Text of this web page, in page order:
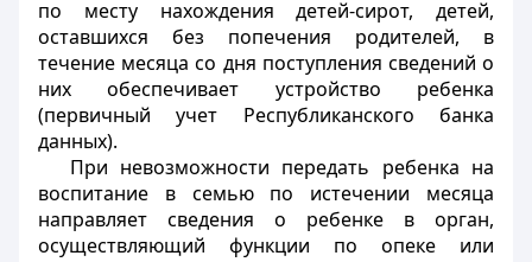
по месту нахождения детей-сирот, детей,
оставшихся без попечения родителей, в
течение месяца со дня поступления сведений о
них обеспечивает устройство ребенка
(первичный учет Республиканского банка
данных).
При невозможности передать ребенка на
воспитание в семью по истечении месяца
направляет сведения о ребенке в орган,
осуществляющий функции по опеке или